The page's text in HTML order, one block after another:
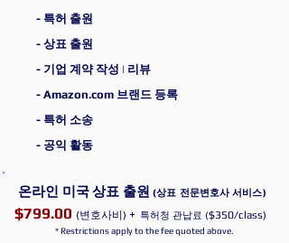
- 특허 출원
​- 상표 출원
- 기업 계 약 작성 | 리뷰
​- Amazon.com 브랜드 등록
​- 특허 소송
​- 공익 활동
온라인 미국 상표 출원 (상표 전문변호사 서비스)
$799.00 (변호사비) + 특허청 관납료 ($350/class)
* Restrictions apply to the fee quoted above.